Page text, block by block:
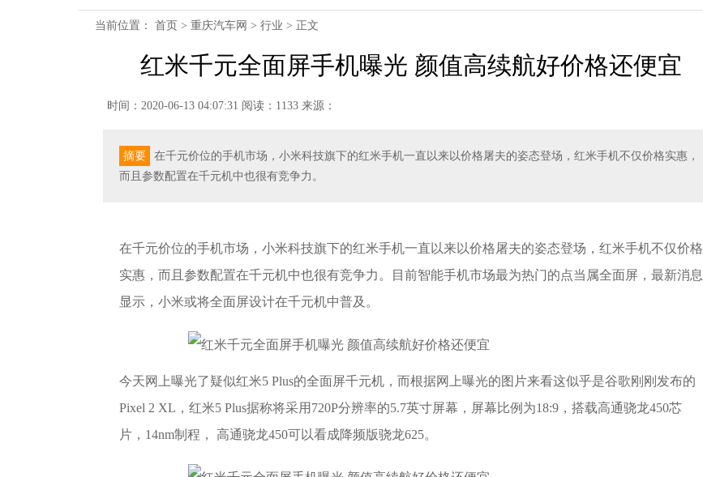
当前位置： 首页 > 重庆汽车网 > 行业 > 正文
红米千元全面屏手机曝光 颜值高续航好价格还便宜
时间：2020-06-13 04:07:31 阅读：1133 来源：
摘要
在千元价位的手机市场，小米科技旗下的红米手机一直以来以价格屠夫的姿态登场，红米手机不仅价格实惠，
而且参数配置在千元机中也很有竞争力。
在千元价位的手机市场，小米科技旗下的红米手机一直以来以价格屠夫的姿态登场，红米手机不仅价格
实惠，而且参数配置在千元机中也很有竞争力。目前智能手机市场最为热门的点当属全面屏，最新消息
显示，小米或将全面屏设计在千元机中普及。
今天网上曝光了疑似红米5 Plus的全面屏千元机，而根据网上曝光的图片来看这似乎是谷歌刚刚发布的
Pixel 2 XL，红米5 Plus据称将采用720P分辨率的5.7英寸屏幕，屏幕比例为18:9，搭载高通骁龙450芯
片，14nm制程， 高通骁龙450可以看成降频版骁龙625。